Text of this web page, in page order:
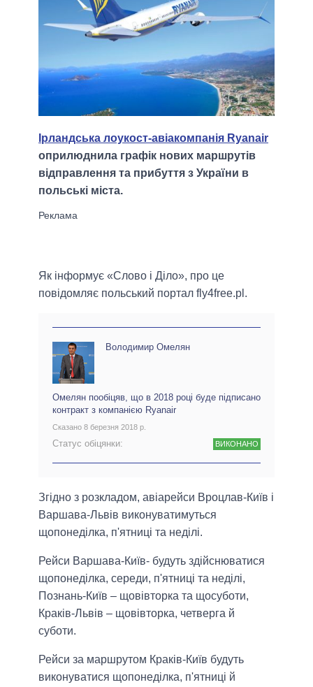
Ірландська лоукост-авіакомпанія Ryanair
оприлюднила графік нових маршрутів
відправлення та прибуття з України в
польські міста.
Як інформує «Слово і Діло», про це
повідомляє польський портал fly4free.pl.
Володимир Омелян
Омелян пообіцяв, що в 2018 році буде підписано
контракт з компанією Ryanair
Сказано 8 березня 2018 р.
Статус обіцянки: ВИКОНАНО
Згідно з розкладом, авіарейси Вроцлав-Київ і
Варшава-Львів виконуватимуться
щопонеділка, п'ятниці та неділі.
Рейси Варшава-Київ- будуть здійснюватися
щопонеділка, середи, п'ятниці та неділі,
Познань-Київ – щовівторка та щосуботи,
Краків-Львів – щовівторка, четверга й
суботи.
Рейси за маршрутом Краків-Київ будуть
виконуватися щопонеділка, п'ятниці й